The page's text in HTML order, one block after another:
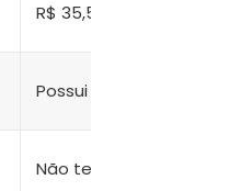
R$ 35,50
Possui
Não tem